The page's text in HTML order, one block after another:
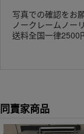
写真での確認をお
ノークレームノー
送料全国一律2500
同賣家商品